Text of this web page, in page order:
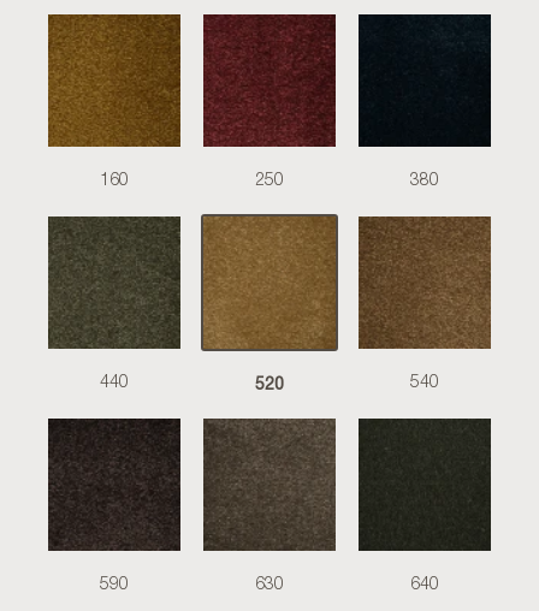
160 250 380
440 520 540
590 630 640